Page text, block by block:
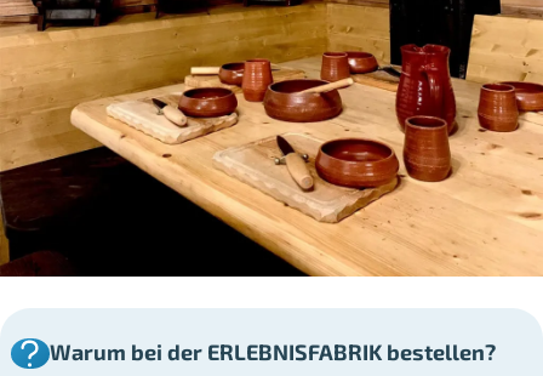
Warum bei der ERLEBNISFABRIK bestellen?